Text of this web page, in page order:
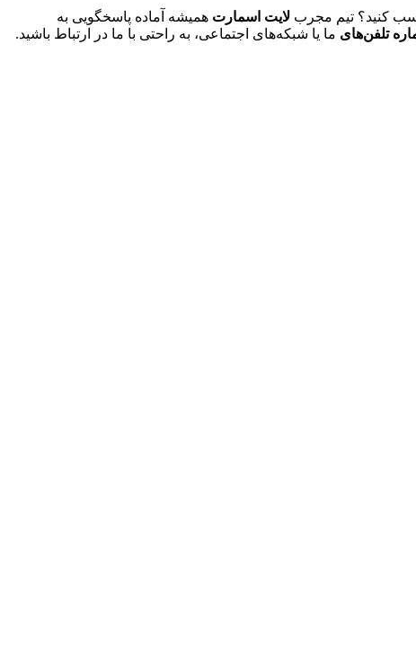
کنید؟ تیم مجرب لایت اسمارت همیشه آماده پاسخگویی به
تلفن‌های ما یا شبکه‌های اجتماعی، به راحتی با ما در ارتباط باشید.